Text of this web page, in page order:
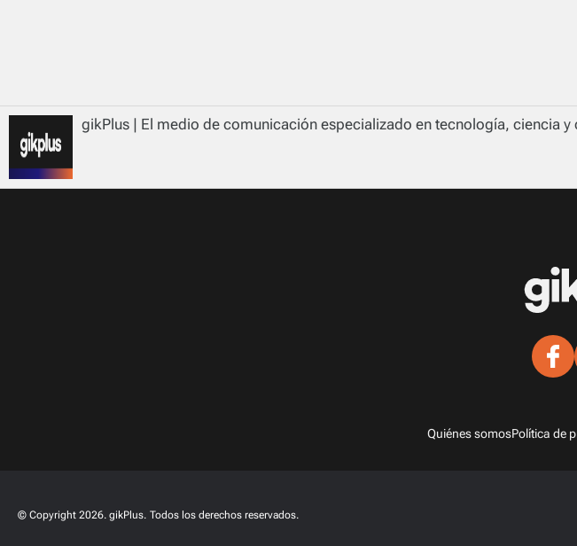
gikPlus | El medio de comunicación especializado en tecnología, ciencia
Quiénes somosPolítica de
© Copyright 2026. gikPlus. Todos los derechos reservados.